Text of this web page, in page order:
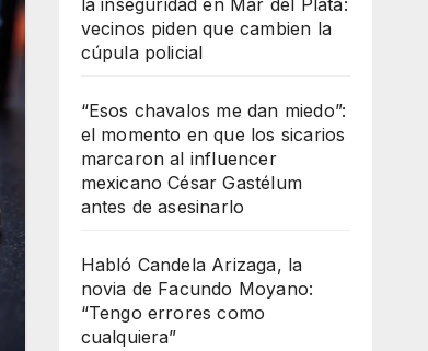
la inseguridad en Mar del Plata:
vecinos piden que cambien la
cúpula policial
“Esos chavalos me dan miedo”:
el momento en que los sicarios
marcaron al influencer
mexicano César Gastélum
antes de asesinarlo
Habló Candela Arizaga, la
novia de Facundo Moyano:
“Tengo errores como
cualquiera”